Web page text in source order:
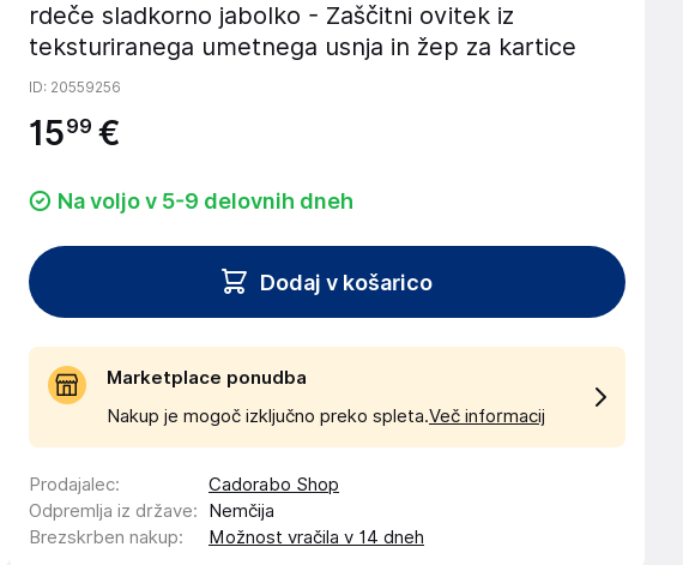
rdeče sladkorno jabolko - Zaščitni ovitek iz
teksturiranega umetnega usnja in žep za kartice
ID: 20559256
1599 €
Na voljo v 5-9 delovnih dneh
Dodaj v košarico
Marketplace ponudba
Nakup je mogoč izključno preko spleta.Več informacij
Prodajalec:
Cadorabo Shop
Odpremlja iz države:
Nemčija
Brezskrben nakup: Možnost vračila v 14 dneh